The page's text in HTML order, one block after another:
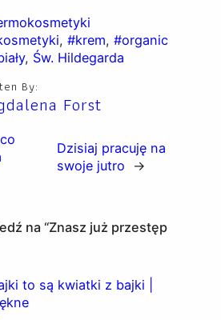
, #krem, #organic
, Św. Hildegarda
By:
Forst
Dzisiaj pracuję na
swoje jutro
→
na “Znasz już przestęp
to są kwiatki z bajki |